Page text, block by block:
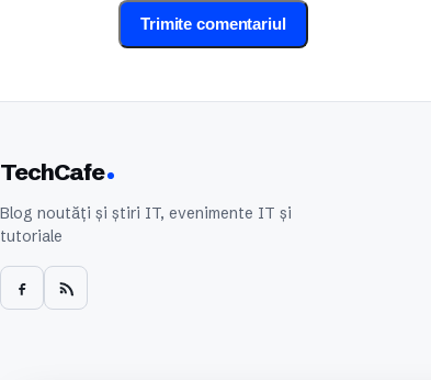
TechCafe
Blog noutăți și știri IT, evenimente IT și
tutoriale